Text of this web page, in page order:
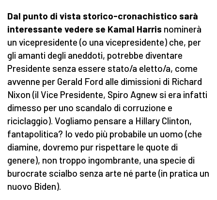
Dal punto di vista storico-cronachistico sarà
interessante vedere se Kamal Harris nominerà
un vicepresidente (o una vicepresidente) che, per
gli amanti degli aneddoti, potrebbe diventare
Presidente senza essere stato/a eletto/a, come
avvenne per Gerald Ford alle dimissioni di Richard
Nixon (il Vice Presidente, Spiro Agnew si era infatti
dimesso per uno scandalo di corruzione e
riciclaggio). Vogliamo pensare a Hillary Clinton,
fantapolitica? Io vedo più probabile un uomo (che
diamine, dovremo pur rispettare le quote di
genere), non troppo ingombrante, una specie di
burocrate scialbo senza arte né parte (in pratica un
nuovo Biden).